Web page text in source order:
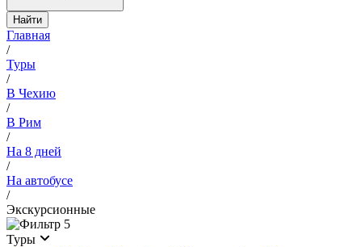
Найти
Главная
/
Туры
/
В Чехию
/
В Рим
/
На 8 дней
/
На автобусе
/
Экскурсионные
5
Туры